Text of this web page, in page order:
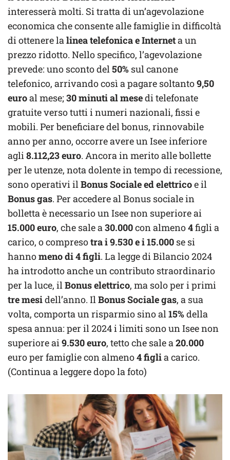
interesserà molti. Si tratta di un’agevolazione
economica che consente alle famiglie in difficoltà
di ottenere lalinea telefonica e Interneta un
prezzo ridotto. Nello specifico, l’agevolazione
prevede: uno sconto del50% sul canone
telefonico, arrivando così a pagare soltanto9,50
euroal mese; 30 minuti al mesedi telefonate
gratuite verso tutti i numeri nazionali, fissi e
mobili. Per beneficiare del bonus, rinnovabile
anno per anno, occorre avere un Isee inferiore
agli8.112,23 euro. Ancora in merito alle bollette
per le utenze, nota dolente in tempo di recessione,
sono operativi ilBonus Sociale ed elettricoe il
Bonus gas. Per accedere al Bonus sociale in
bolletta è necessario un Isee non superiore ai
15.000 euro, che sale a30.000con almeno4figli a
carico, o compresotra i 9.530 e i 15.000 se si
hannomeno di 4 figli. La legge di Bilancio 2024
ha introdotto anche un contributo straordinario
per la luce, ilBonus elettrico, ma solo per i primi
tre mesidell’anno. IlBonus Sociale gas, a sua
volta, comporta un risparmio sino al15%della
spesa annua: per il 2024 i limiti sono un Isee non
superiore ai9.530 euro, tetto che sale a20.000
euro per famiglie con almeno4 figlia carico.
(Continua a leggere dopo la foto)